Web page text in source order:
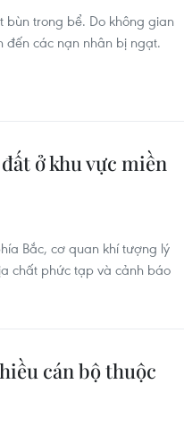
trong bể. Do không gian
đến các nạn nhân bị ngạt.
ở khu vực miền
Bắc, cơ quan khí tượng lý
chất phức tạp và cảnh báo
cán bộ thuộc